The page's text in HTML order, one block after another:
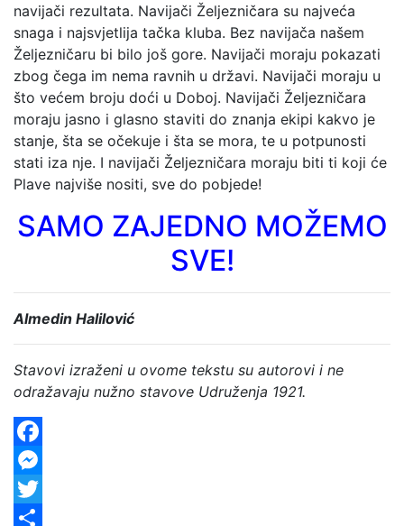
navijači rezultata. Navijači Željezničara su najveća
snaga i najsvjetlija tačka kluba. Bez navijača našem
Željezničaru bi bilo još gore. Navijači moraju pokazati
zbog čega im nema ravnih u državi. Navijači moraju u
što većem broju doći u Doboj. Navijači Željezničara
moraju jasno i glasno staviti do znanja ekipi kakvo je
stanje, šta se očekuje i šta se mora, te u potpunosti
stati iza nje. I navijači Željezničara moraju biti ti koji će
Plave najviše nositi, sve do pobjede!
SAMO ZAJEDNO MOŽEMO
SVE!
Almedin Halilović
Stavovi izraženi u ovome tekstu su autorovi i ne
odražavaju nužno stavove Udruženja 1921.
Facebook
Messenger
Twitter